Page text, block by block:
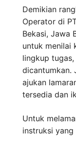
Demikian
Operator di
Bekasi, Jawa
untuk menilai
lingkup
dicantumkan.
ajukan
tersedia dan
Untuk
instruksi yang